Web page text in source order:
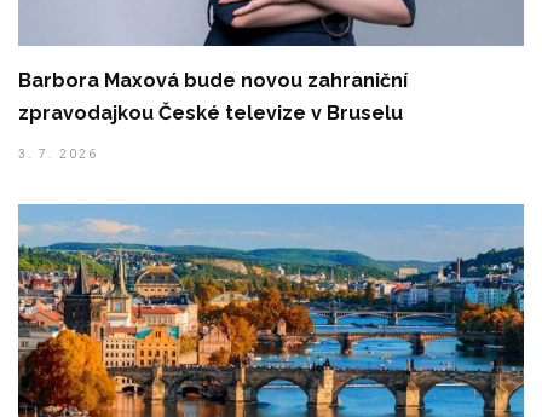
Barbora Maxová bude novou zahraniční
zpravodajkou České televize v Bruselu
3. 7. 2026